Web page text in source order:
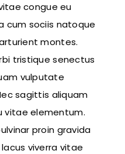
congue eu
cum sociis natoque
montes.
tristique senectus
vulputate
sagittis aliquam
vitae elementum.
proin gravida
viverra vitae